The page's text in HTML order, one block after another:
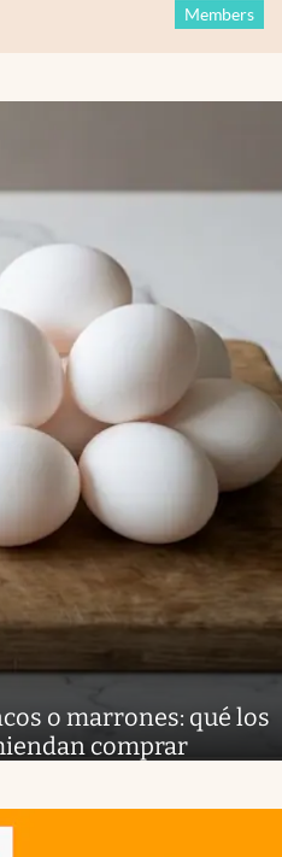
Members
o marrones: qué los
comprar